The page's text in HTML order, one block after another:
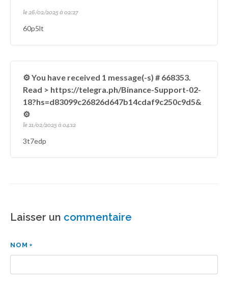
le 26/02/2025 à 02:27
60p5lt
⚙ You have received 1 message(-s) # 668353.
Read > https://telegra.ph/Binance-Support-02-
18?hs=d83099c26826d647b14cdaf9c250c9d5&
⚙
le 21/02/2025 à 04:12
3t7edp
Laisser un commentaire
NOM